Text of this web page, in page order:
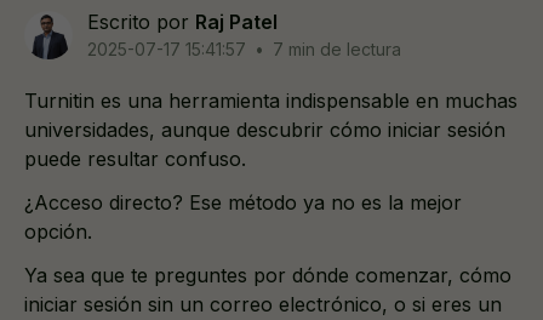
Escrito por Raj Patel
2025-07-17 15:41:57 • 7 min de lectura
Turnitin es una herramienta indispensable en muchas
universidades, aunque descubrir cómo iniciar sesión
puede resultar confuso.
¿Acceso directo? Ese método ya no es la mejor
opción.
Ya sea que te preguntes por dónde comenzar, cómo
iniciar sesión sin un correo electrónico, o si eres un